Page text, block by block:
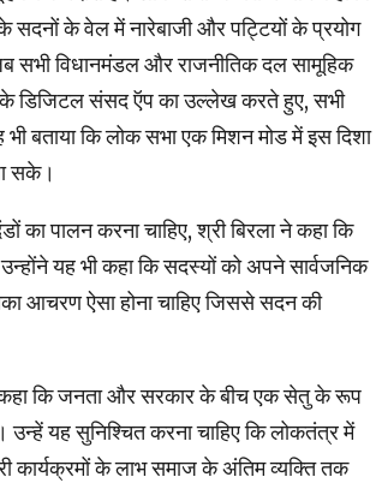
सदनों के वेल में नारेबाजी और पट्टियों के प्रयोग
सभी विधानमंडल और राजनीतिक दल सामूहिक
के डिजिटल संसद ऍप का उल्लेख करते हुए, सभी
बताया कि लोक सभा एक मिशन मोड में इस दिशा
सके।
पालन करना चाहिए, श्री बिरला ने कहा कि
यह भी कहा कि सदस्यों को अपने सार्वजनिक
आचरण ऐसा होना चाहिए जिससे सदन की
कहा कि जनता और सरकार के बीच एक सेतु के रूप
यह सुनिश्चित करना चाहिए कि लोकतंत्र में
कार्यक्रमों के लाभ समाज के अंतिम व्यक्ति तक